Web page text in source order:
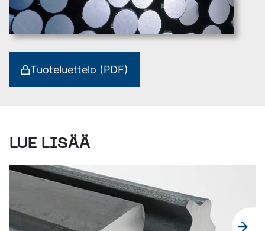
Tuoteluettelo (PDF)
LUE LISÄÄ